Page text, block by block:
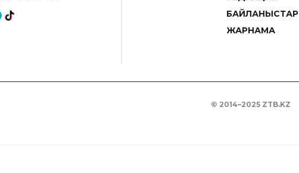
БАЙЛАНЫСТАР
ЖАРНАМА
© 2014–2025 ZTB.KZ